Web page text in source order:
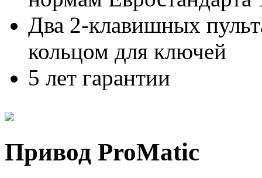
Два 2-клавишных
кольцом для ключей
5 лет гарантии
Привод ProMatic